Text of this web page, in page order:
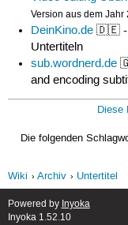
Version aus dem Jahr
DeinKino.de 🇩🇪 -
Untertiteln
sub.wordnerd.de
and encoding
Diese
Die folgenden
Wiki
Archiv Untertitel
Powered by Inyoka
Inyoka 1.52.10